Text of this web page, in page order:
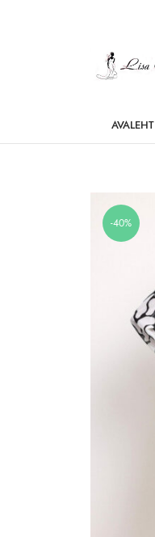
AVALEHT
-40%